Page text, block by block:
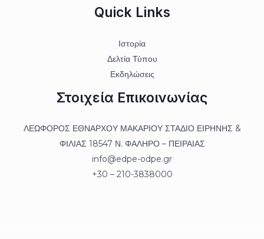
Quick Links
Ιστορία
Δελτία Τύπου
Εκδηλώσεις
Στοιχεία Επικοινωνίας
ΛΕΩΦΟΡΟΣ ΕΘΝΑΡΧΟΥ ΜΑΚΑΡΙΟΥ ΣΤΑΔΙΟ ΕΙΡΗΝΗΣ &
ΦΙΛΙΑΣ 18547 Ν. ΦΑΛΗΡΟ – ΠΕΙΡΑΙΑΣ
info@edpe-odpe.gr
+30 – 210-3838000